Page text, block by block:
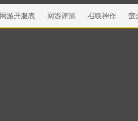
网游开服表 网游评测 召唤神作 萤